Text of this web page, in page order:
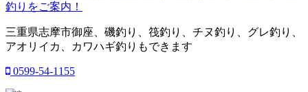
釣りをご案内！
三重県志摩市御座、磯釣り、筏釣り、チヌ釣り、グレ釣り、
アオリイカ、カワハギ釣りもできます
0599-54-1155